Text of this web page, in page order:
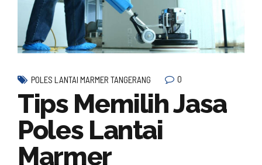
POLES LANTAI MARMER TANGERANG 0
Tips Memilih Jasa
Poles Lantai
Marmer